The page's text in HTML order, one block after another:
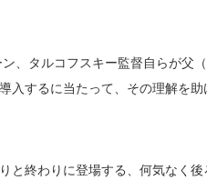
、タルコフスキー監督自らが父
入するに当たって、その理解を
と終わりに登場する、何気なく